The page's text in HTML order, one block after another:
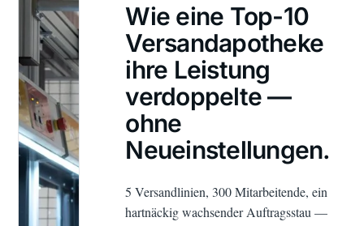
Wie eine Top-10
Versandapotheke
ihre Leistung
verdoppelte —
ohne
Neueinstellungen.
5 Versandlinien, 300 Mitarbeitende, ein
hartnäckig wachsender Auftragsstau —